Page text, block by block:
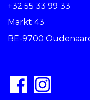
+32 55 33 99 33
Markt 43
BE-9700